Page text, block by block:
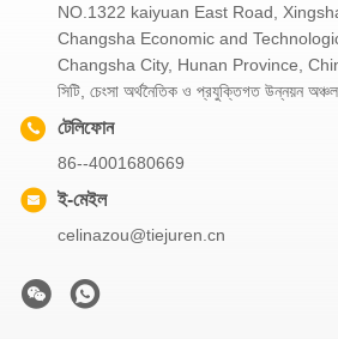
NO.1322 kaiyuan East Road,
Changsha Economic and
Changsha City, Hunan Province, China.
সিটি, চেংসা অর্থনৈতিক ও প্রযুক্তিগত উন্নয়ন
টেলিফোন
86--4001680669
ই-মেইল
celinazou@tiejuren.cn